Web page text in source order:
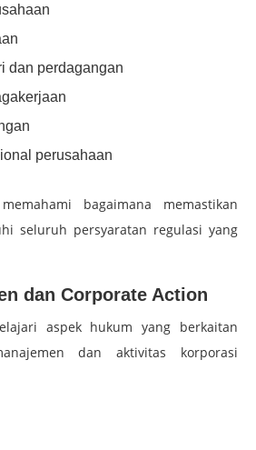
dan perdagangan
perusahaan
bagaimana memastikan
seluruh persyaratan regulasi yang
dan Corporate Action
aspek hukum yang berkaitan
dan aktivitas korporasi